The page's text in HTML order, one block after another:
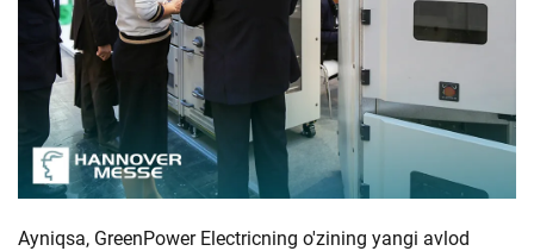
Ayniqsa, GreenPower Electricning o'zining yangi avlod